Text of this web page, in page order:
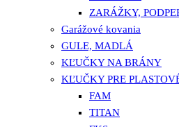
ZARÁŽKY,
Garážové kovania
GULE, MADLÁ
KĽUČKY NA BRÁNY
KĽUČKY PRE
FAM
TITAN